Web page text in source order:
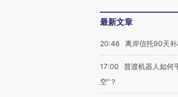
最新文章
20:46 离岸信托90天
17:00
普渡机器人如何
空”？